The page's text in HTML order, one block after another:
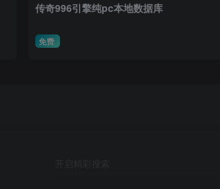
传奇996引擎纯pc本地数据库
免费